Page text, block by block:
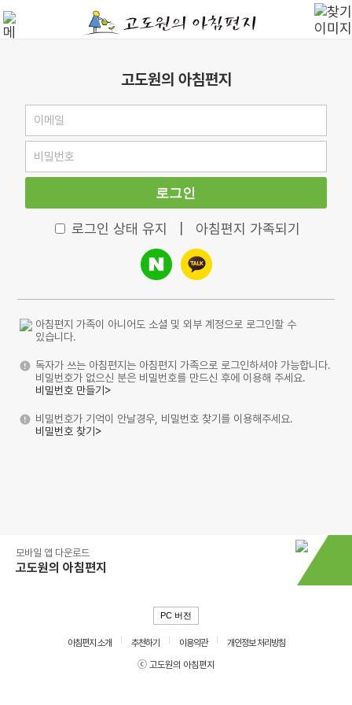
고도원의 아침편지
로그인
로그인 상태 유지 아침편지 가족되기
아침편지 가족이 아니어도 소셜 및 외부 계정으로 로그인할 수
있습니다.
독자가 쓰는 아침편지는 아침편지 가족으로 로그인하셔야 가능합니다.
비밀번호가 없으신 분은 비밀번호를 만드신 후에 이용해 주세요.
비밀번호 만들기>
비밀번호가 기억이 안날경우, 비밀번호 찾기를 이용해주세요.
비밀번호 찾기>
모바일 앱 다운로드
고도원의 아침편지
PC 버전
아침편지 소개 추천하기 이용약관
개인정보 처리방침
ⓒ 고도원의 아침편지